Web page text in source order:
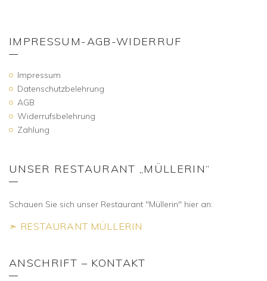
IMPRESSUM-AGB-WIDERRUF
Impressum
Datenschutzbelehrung
AGB
Widerrufsbelehrung
Zahlung
UNSER RESTAURANT „MÜLLERIN“
Schauen Sie sich unser Restaurant "Müllerin" hier an:
➣ RESTAURANT MÜLLERIN
ANSCHRIFT – KONTAKT